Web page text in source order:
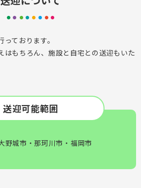
ております。
はもちろん、施設と自宅との送迎もいた
送迎可能範囲
野城市・那珂川市・福岡市